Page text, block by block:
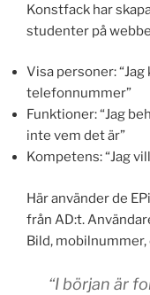
Konstfack har
studenter på
Visa personer:
telefonnummer”
Funktioner: “Jag
inte vem det är”
Kompetens: “Jag
Här använder de
från AD:t.
Bild, mobilnummer,
“I början är